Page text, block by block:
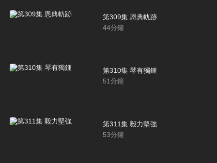
第309集 恩典軌跡
44分鐘
第310集 琴有獨鍾
51分鐘
第311集 毅力堅強
53分鐘